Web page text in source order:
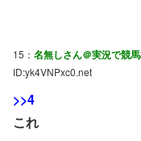
15： 名無しさん＠実況で競
ID:yk4VNPxc0.net
>>4
これ